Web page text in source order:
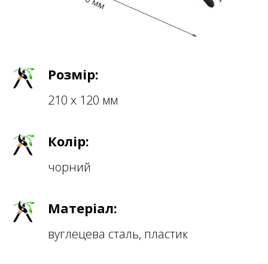
Розмір:
210 х 120 мм
Колір:
чорний
Матеріал:
вуглецева сталь, пластик